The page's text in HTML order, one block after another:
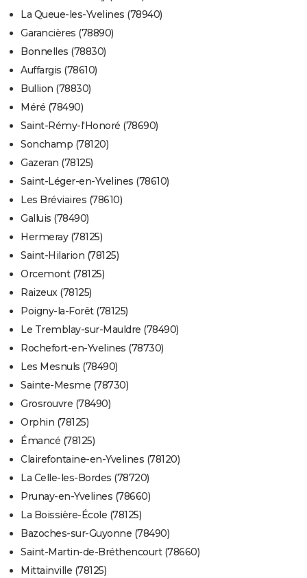
La Queue-les-Yvelines (78940)
Garancières (78890)
Bonnelles (78830)
Auffargis (78610)
Bullion (78830)
Méré (78490)
Saint-Rémy-l'Honoré (78690)
Sonchamp (78120)
Gazeran (78125)
Saint-Léger-en-Yvelines (78610)
Les Bréviaires (78610)
Galluis (78490)
Hermeray (78125)
Saint-Hilarion (78125)
Orcemont (78125)
Raizeux (78125)
Poigny-la-Forêt (78125)
Le Tremblay-sur-Mauldre (78490)
Rochefort-en-Yvelines (78730)
Les Mesnuls (78490)
Sainte-Mesme (78730)
Grosrouvre (78490)
Orphin (78125)
Émancé (78125)
Clairefontaine-en-Yvelines (78120)
La Celle-les-Bordes (78720)
Prunay-en-Yvelines (78660)
La Boissière-École (78125)
Bazoches-sur-Guyonne (78490)
Saint-Martin-de-Bréthencourt (78660)
Mittainville (78125)